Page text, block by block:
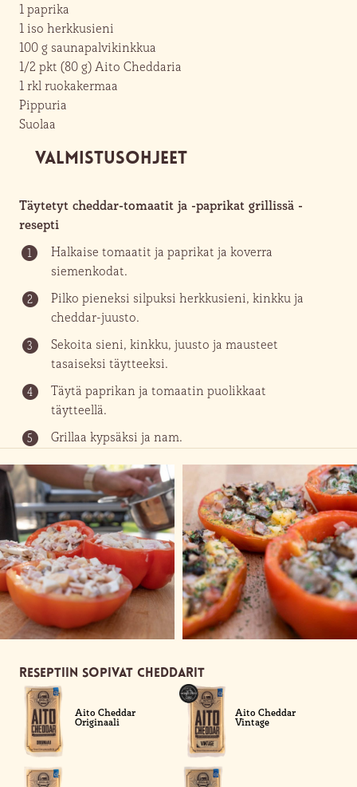
1 paprika
1 iso herkkusieni
100 g saunapalvikinkkua
1/2 pkt (80 g) Aito Cheddaria
1 rkl ruokakermaa
Pippuria
Suolaa
VALMISTUSOHJEET
Täytetyt cheddar-tomaatit ja -paprikat grillissä -
resepti
1
Halkaise tomaatit ja paprikat ja koverra
siemenkodat.
2
Pilko pieneksi silpuksi herkkusieni, kinkku ja
cheddar-juusto.
3
Sekoita sieni, kinkku, juusto ja mausteet
tasaiseksi täytteeksi.
4
Täytä paprikan ja tomaatin puolikkaat
täytteellä.
5 Grillaa kypsäksi ja nam.
Reseptiin sopivat cheddarit
Aito Cheddar
Originaali
Aito Cheddar
Vintage